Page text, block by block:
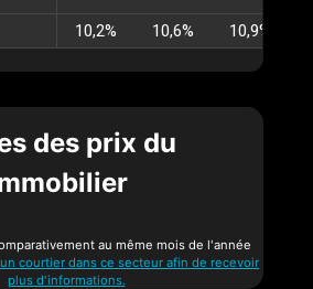
10,2% 10,6% 10,9%
des prix du
au même mois de l'année
courtier dans ce secteur afin de recevoir
plus d'informations.